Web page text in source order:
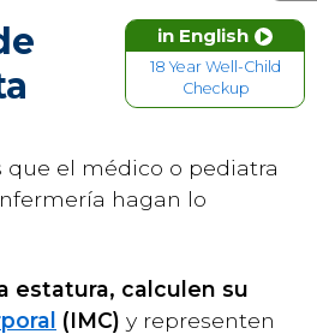
in English
18 Year Well-Child
Checkup
que el médico o pediatra
hagan lo
estatura, calculen su
(IMC) y representen